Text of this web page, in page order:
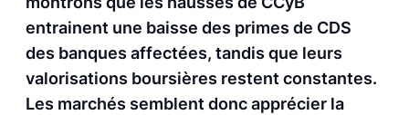
entrainent une baisse des primes de CDS
des banques affectées, tandis que leurs
valorisations boursières restent constantes.
Les marchés semblent donc apprécier la